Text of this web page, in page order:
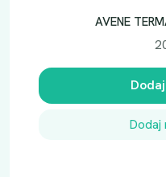
AVENE
Dodaj